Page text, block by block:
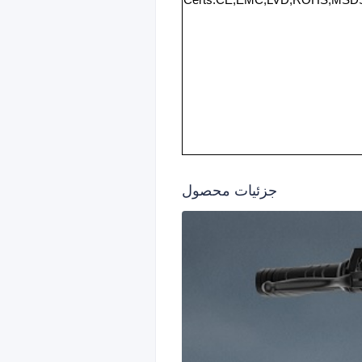
جزئیات محصول